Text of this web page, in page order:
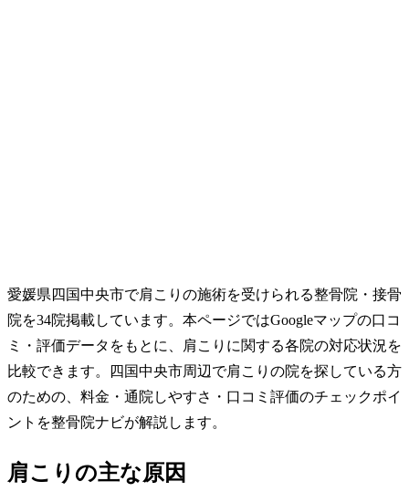
愛媛県四国中央市で肩こりの施術を受けられる整骨院・接骨
院を34院掲載しています。本ページではGoogleマップの口コ
ミ・評価データをもとに、肩こりに関する各院の対応状況を
比較できます。四国中央市周辺で肩こりの院を探している方
のための、料金・通院しやすさ・口コミ評価のチェックポイ
ントを整骨院ナビが解説します。
肩こりの主な原因